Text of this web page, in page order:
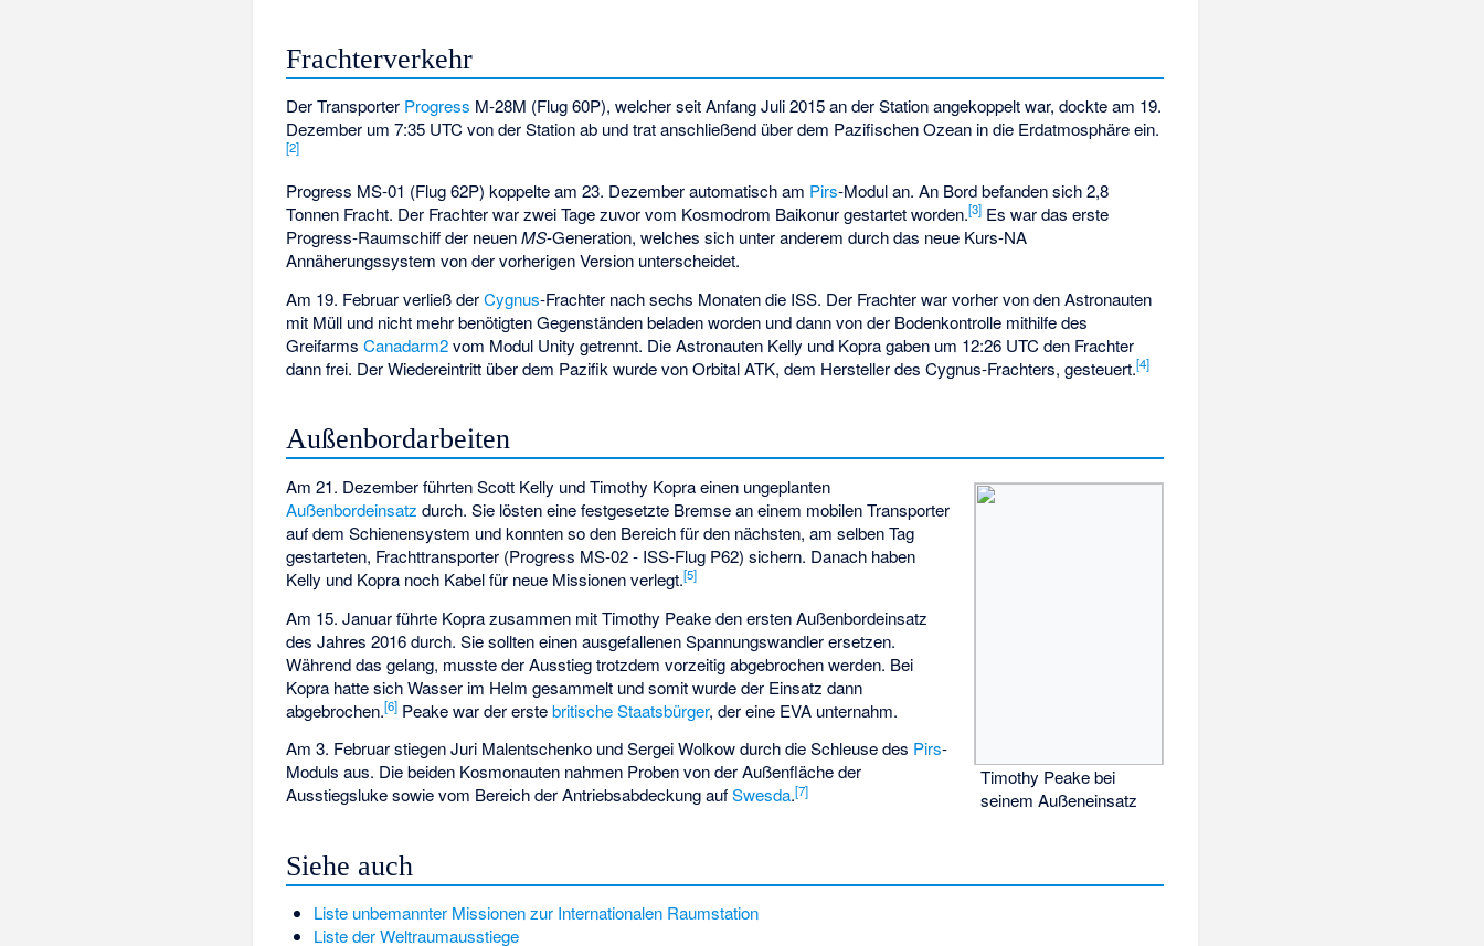
Frachterverkehr
Der Transporter Progress M-28M (Flug 60P), welcher seit Anfang Juli 2015 an der Station angekoppelt war, dockte am 19.
Dezember um 7:35 UTC von der Station ab und trat anschließend über dem Pazifischen Ozean in die Erdatmosphäre ein.
[2]
Progress MS-01 (Flug 62P) koppelte am 23. Dezember automatisch am Pirs-Modul an. An Bord befanden sich 2,8
Tonnen Fracht. Der Frachter war zwei Tage zuvor vom Kosmodrom Baikonur gestartet worden.[3] Es war das erste
Progress-Raumschiff der neuenMS-Generation, welches sich unter anderem durch das neue Kurs-NA
Annäherungssystem von der vorherigen Version unterscheidet.
Am 19. Februar verließ derCygnus-Frachter nach sechs Monaten die ISS. Der Frachter war vorher von den Astronauten
mit Müll und nicht mehr benötigten Gegenständen beladen worden und dann von der Bodenkontrolle mithilfe des
GreifarmsCanadarm2vom Modul Unity getrennt. Die Astronauten Kelly und Kopra gaben um 12:26 UTC den Frachter
dann frei. Der Wiedereintritt über dem Pazifik wurde vonOrbital ATK, dem Hersteller des Cygnus-Frachters, gesteuert.[4]
Außenbordarbeiten
Timothy Peake bei
seinem Außeneinsatz
Am 21. Dezember führten Scott Kelly und Timothy Kopra einen ungeplanten
Außenbordeinsatz durch. Sie lösten eine festgesetzte Bremse an einem mobilen Transporter
auf dem Schienensystem und konnten so den Bereich für den nächsten, am selben Tag
gestarteten, Frachttransporter (Progress MS-02 - ISS-Flug P62) sichern. Danach haben
Kelly und Kopra noch Kabel für neue Missionen verlegt.[5]
Am 15. Januar führte Kopra zusammen mit Timothy Peake den ersten Außenbordeinsatz
des Jahres 2016 durch. Sie sollten einen ausgefallenen Spannungswandler ersetzen.
Während das gelang, musste der Ausstieg trotzdem vorzeitig abgebrochen werden. Bei
Kopra hatte sich Wasser im Helm gesammelt und somit wurde der Einsatz dann
abgebrochen.[6] Peake war der erstebritische Staatsbürger, der eine EVA unternahm.
Am 3. Februar stiegen Juri Malentschenko und Sergei Wolkow durch die Schleuse des Pirs-
Moduls aus. Die beiden Kosmonauten nahmen Proben von der Außenfläche der
Ausstiegsluke sowie vom Bereich der Antriebsabdeckung aufSwesda.[7]
Siehe auch
Liste unbemannter Missionen zur Internationalen Raumstation
Liste der Weltraumausstiege